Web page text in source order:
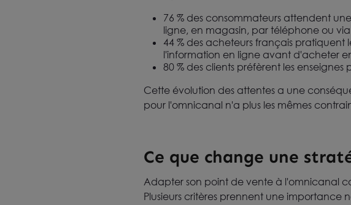
76 % des consommateurs attendent
ligne, en magasin, par téléphone ou
44 % des acheteurs français pratiquent
l'information en ligne avant d'acheter
80 % des clients préfèrent les
Cette évolution des attentes a une
pour l'omnicanal n'a plus les mêmes
Ce que change une
Adapter son point de vente à l'omnicanal
Plusieurs critères prennent une importance